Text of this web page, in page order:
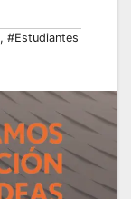
, #Estudiantes